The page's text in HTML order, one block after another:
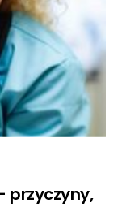
przyczyny,